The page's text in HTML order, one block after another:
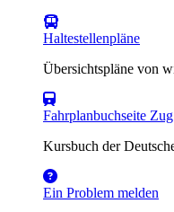
Haltestellenpläne
Übersichtspläne von
Fahrplanbuchseite Zug
Kursbuch der
Ein Problem melden